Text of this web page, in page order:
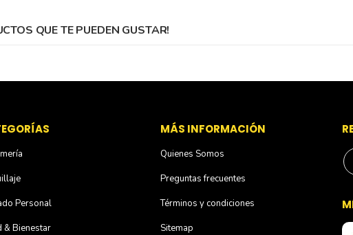
QUE TE PUEDEN GUSTAR!
Personal
& Bienestar
MÁS INFORMACIÓN
Quienes Somos
Preguntas frecuentes
Términos y condiciones
Sitemap